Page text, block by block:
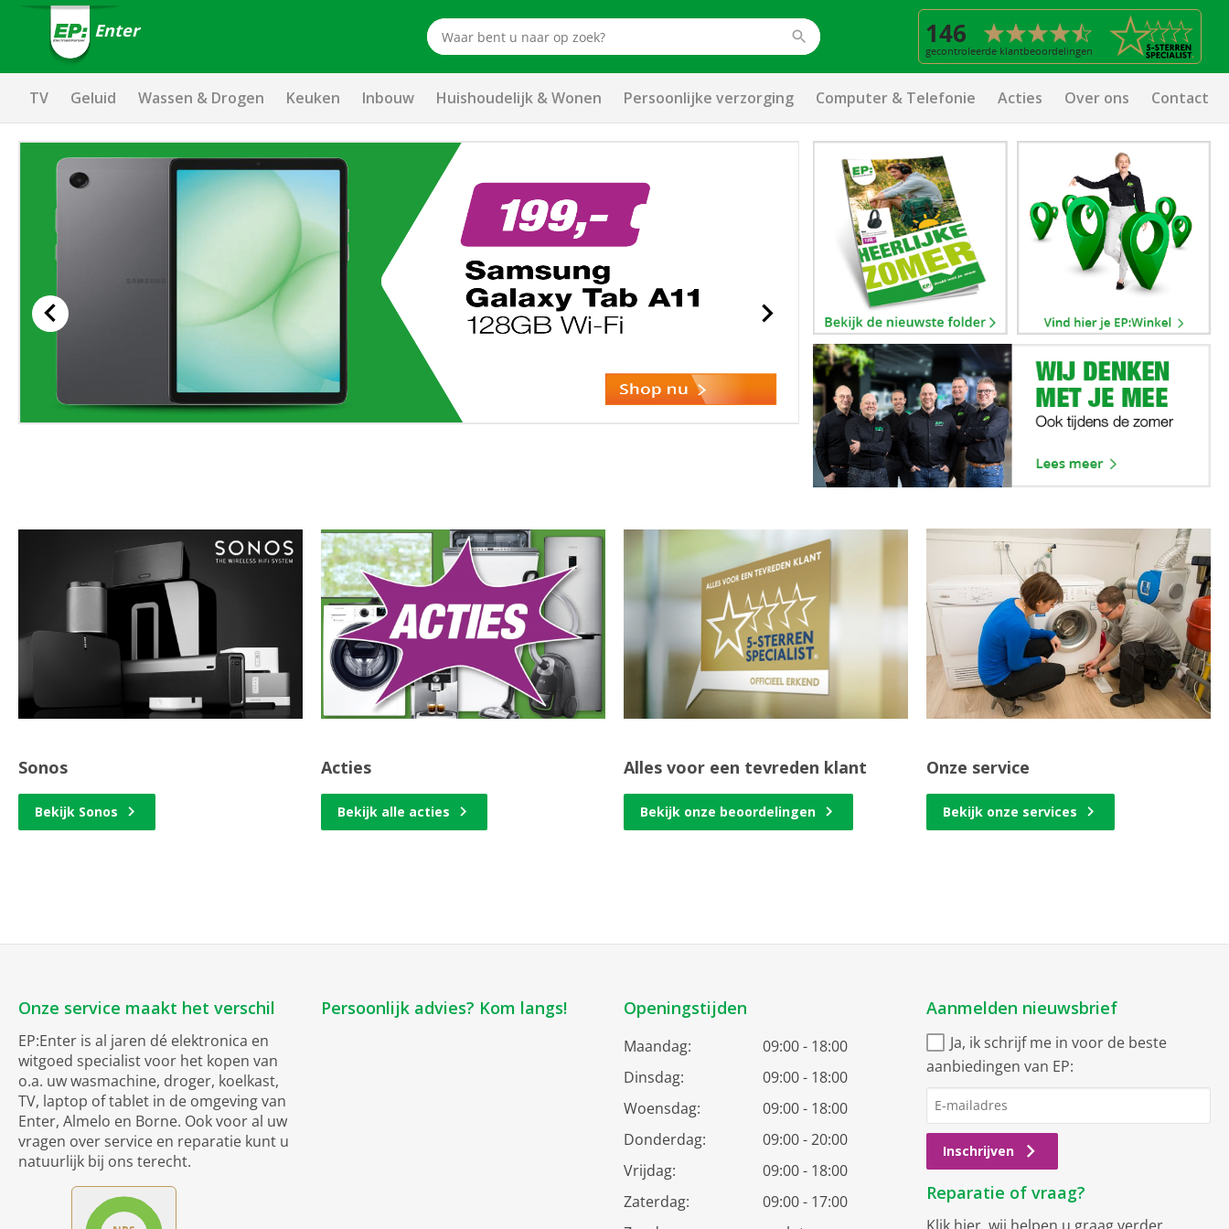
Enter
TV Geluid Wassen & Drogen Keuken Inbouw Huishoudelijk & Wonen Persoonlijke verzorging Computer & Telefonie Acties Over ons Contact
Sonos
Bekijk Sonos
Acties
Bekijk alle acties
Alles voor een tevreden klant
Bekijk onze beoordelingen
Onze service
Bekijk onze services
Onze service maakt het verschil
EP:Enter is al jaren dé elektronica en
witgoed specialist voor het kopen van
o.a. uw wasmachine, droger, koelkast,
TV, laptop of tablet in de omgeving van
Enter, Almelo en Borne. Ook voor al uw
vragen over service en reparatie kunt u
natuurlijk bij ons terecht.
Persoonlijk advies? Kom langs! Openingstijden
Maandag:
09:00 - 18:00
Dinsdag:
09:00 - 18:00
Woensdag:
09:00 - 18:00
Donderdag:
09:00 - 20:00
Vrijdag:
09:00 - 18:00
Zaterdag:
09:00 - 17:00
Aanmelden nieuwsbrief
Ja, ik schrijf me in voor de beste
aanbiedingen van EP:
Inschrijven
Reparatie of vraag?